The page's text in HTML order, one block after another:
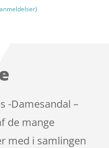
-Damesandal –
de mange
med i samlingen